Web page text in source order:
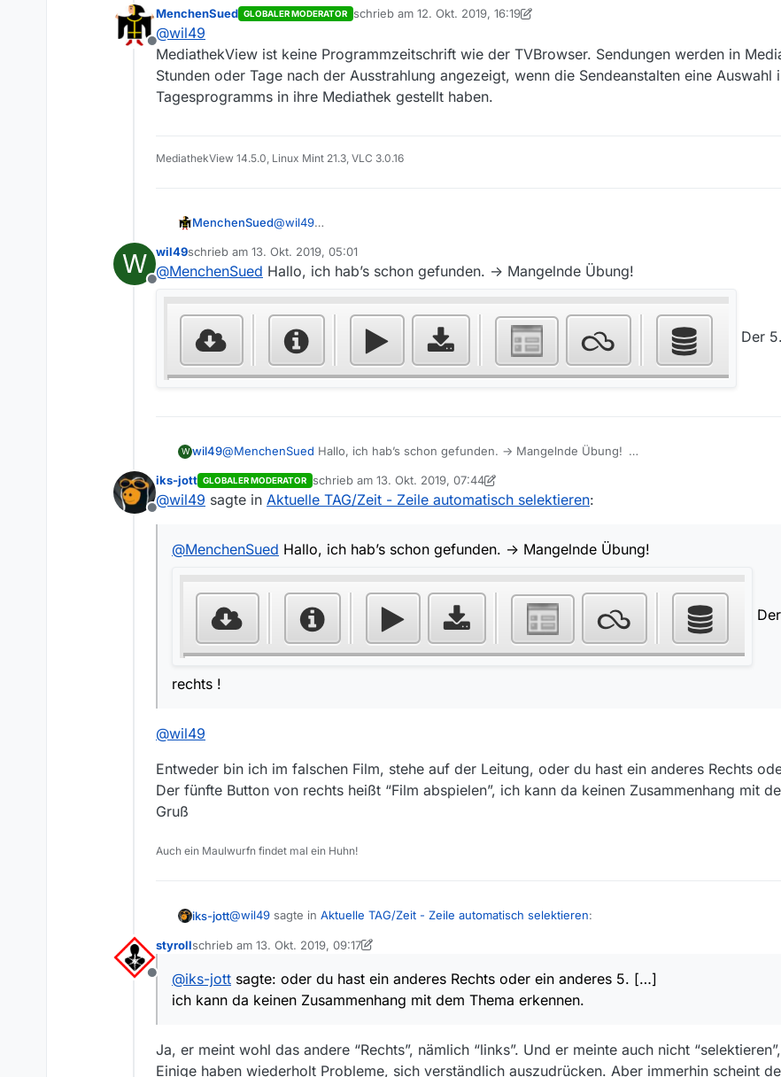
vielleicht wäre das ja mal was…? (Vielleicht auch mit einem virtuellen Knopf “Jetzt”)
Offline
MenchenSued GLOBALER MODERATOR schrieb am 12. Okt. 2019, 16:19
zuletzt editiert von MenchenSued
@wil49
MediathekView ist keine Programmzeitschrift wie der TVBrowser. Sendungen werden in
Stunden oder Tage nach der Ausstrahlung angezeigt, wenn die Sendeanstalten eine Auswahl
Tagesprogramms in ihre Mediathek gestellt haben.
MediathekView 14.5.0, Linux Mint 21.3, VLC 3.0.16
MenchenSued@wil49
Stunden oder Tage nach der Ausstrahlung angezeigt, wenn die Sendeanstalten eine
in ihre Mediathek gestellt haben.
W
Offline
wil49schrieb am 13. Okt. 2019, 05:01
zuletzt editiert von
@MenchenSued Hallo, ich hab’s schon gefunden. -> Mangelnde Übung!
Der
W wil49@MenchenSued Hallo, ich hab’s schon gefunden. -> Mangelnde Übung!
rechts !
Offline
iks-jott GLOBALER MODERATOR schrieb am 13. Okt. 2019, 07:44
zuletzt editiert von iks-jott
@wil49 sagte in Aktuelle TAG/Zeit - Zeile automatisch selektieren:
@MenchenSued Hallo, ich hab’s schon gefunden. -> Mangelnde Übung!
rechts !
@wil49
Entweder bin ich im falschen Film, stehe auf der Leitung, oder du hast ein anderes Rechts
Der fünfte Button von rechts heißt “Film abspielen”, ich kann da keinen Zusammenhang mit
Gruß
Auch ein Maulwurfn findet mal ein Huhn!
iks-jott@wil49 sagte in Aktuelle TAG/Zeit - Zeile automatisch selektieren:
von rechts !
@wil49
Der fünfte Button von rechts heißt “Film abspielen”, ich kann da keinen Zusammenhang mit dem
Offline
styrollschrieb am 13. Okt. 2019, 09:17
zuletzt editiert von styroll
@iks-jott sagte: oder du hast ein anderes Rechts oder ein anderes 5. […]
ich kann da keinen Zusammenhang mit dem Thema erkennen.
Ja, er meint wohl das andere “Rechts”, nämlich “links”. Und er meinte auch nicht
Einige haben wiederholt Probleme, sich verständlich auszudrücken. Aber immerhin scheint